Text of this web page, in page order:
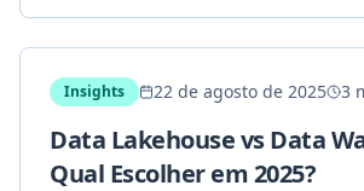
Insights 22 de agosto de 2025 3
Data Lakehouse vs Data
Qual Escolher em 2025?